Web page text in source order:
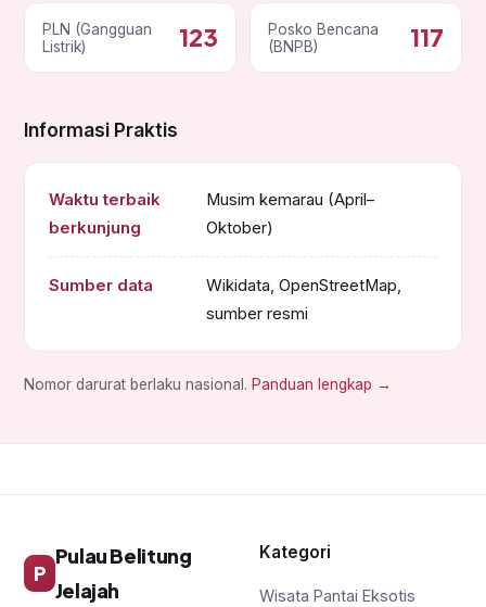
PLN (Gangguan
Listrik)
123
Posko Bencana
(BNPB)
117
Informasi Praktis
Waktu terbaik
berkunjung
Musim kemarau (April–
Oktober)
Sumber data
Wikidata, OpenStreetMap,
sumber resmi
Nomor darurat berlaku nasional. Panduan lengkap →
P
Pulau Belitung
Jelajah
Kategori
Wisata Pantai Eksotis